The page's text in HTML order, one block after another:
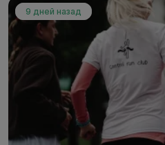
9 дней назад